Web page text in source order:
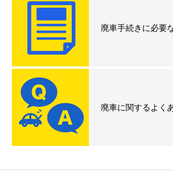
廃車手続きに必要
廃車に関するよく